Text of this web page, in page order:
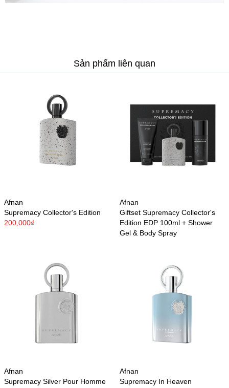
Sản phẩm liên quan
Afnan
Supremacy Collector's Edition
200,000₫
Afnan
Giftset Supremacy Collector's
Edition EDP 100ml + Shower
Gel & Body Spray
Afnan
Supremacy Silver Pour Homme
Afnan
Supremacy In Heaven